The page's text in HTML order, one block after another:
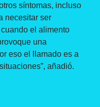
síntomas, incluso
necesitar ser
el alimento
una
eso el llamado es a
añadió.